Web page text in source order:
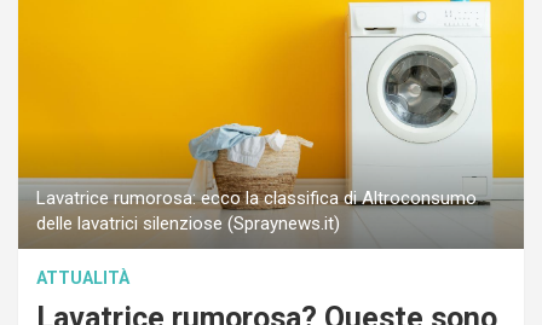
Lavatrice rumorosa: ecco la classifica di Altroconsumo
delle lavatrici silenziose (Spraynews.it)
ATTUALITÀ